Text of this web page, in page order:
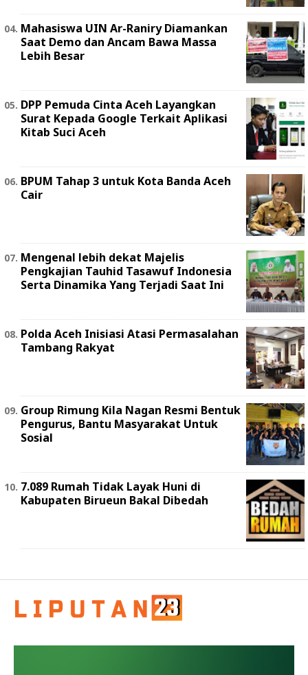
Mahasiswa UIN Ar-Raniry Diamankan
Saat Demo dan Ancam Bawa Massa
Lebih Besar
DPP Pemuda Cinta Aceh Layangkan
Surat Kepada Google Terkait Aplikasi
Kitab Suci Aceh
BPUM Tahap 3 untuk Kota Banda Aceh
Cair
Mengenal lebih dekat Majelis
Pengkajian Tauhid Tasawuf Indonesia
Serta Dinamika Yang Terjadi Saat Ini
Polda Aceh Inisiasi Atasi Permasalahan
Tambang Rakyat
Group Rimung Kila Nagan Resmi Bentuk
Pengurus, Bantu Masyarakat Untuk
Sosial
7.089 Rumah Tidak Layak Huni di
Kabupaten Birueun Bakal Dibedah